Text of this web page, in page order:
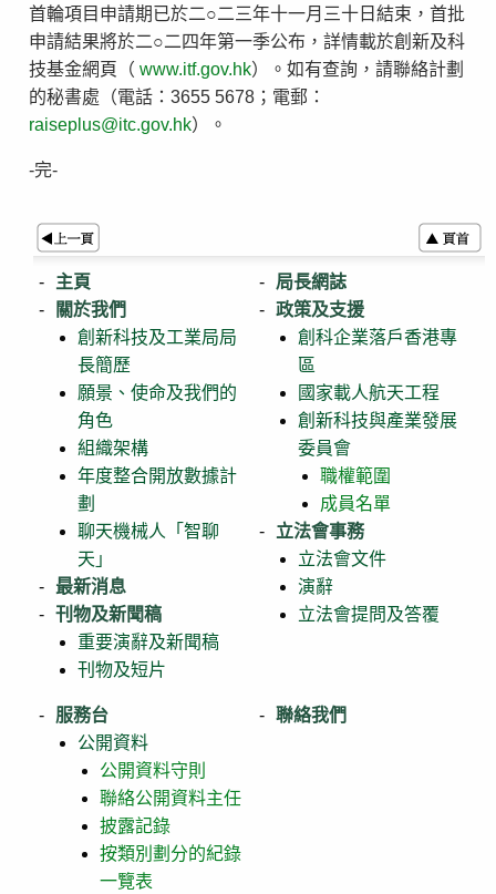
首輪項目申請期已於二○二三年十一月三十日結束，首批
申請結果將於二○二四年第一季公布，詳情載於創新及科
技基金網頁（ www.itf.gov.hk）。如有查詢，請聯絡計劃
的秘書處（電話：3655 5678；電郵：
raiseplus@itc.gov.hk）。
-完-
主頁
關於我們
創新科技及工業局局
長簡歷
願景、使命及我們的
角色
組織架構
年度整合開放數據計
劃
聊天機械人「智聊
天」
最新消息
刊物及新聞稿
重要演辭及新聞稿
刊物及短片
局長網誌
政策及支援
創科企業落戶香港專
區
國家載人航天工程
創新科技與產業發展
委員會
職權範圍
成員名單
立法會事務
立法會文件
演辭
立法會提問及答覆
服務台
公開資料
公開資料守則
聯絡公開資料主任
披露記錄
按類別劃分的紀錄
一覽表
聯絡我們